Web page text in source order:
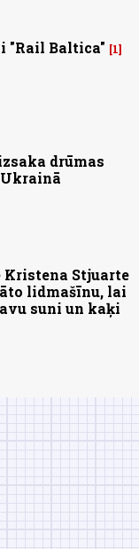
"Rail Baltica" 1
drūmas
Stjuarte
lidmašīnu, lai
suni un kaķi